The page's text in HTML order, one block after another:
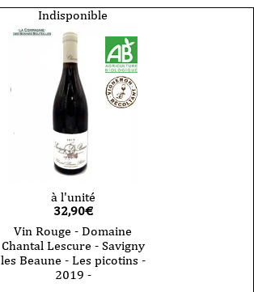
Indisponible
à l'unité
32,90€
Vin Rouge - Domaine
Chantal Lescure - Savigny
les Beaune - Les picotins -
2019 -